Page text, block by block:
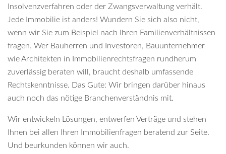
Insolvenzverfahren oder der Zwangsverwaltung verhält.
Jede Immobilie ist anders! Wundern Sie sich also nicht,
wenn wir Sie zum Beispiel nach Ihren Familienverhältnissen
fragen. Wer Bauherren und Investoren, Bauunternehmer
wie Architekten in Immobilienrechtsfragen rundherum
zuverlässig beraten will, braucht deshalb umfassende
Rechtskenntnisse. Das Gute: Wir bringen darüber hinaus
auch noch das nötige Branchenverständnis mit.
Wir entwickeln Lösungen, entwerfen Verträge und stehen
Ihnen bei allen Ihren Immobilienfragen beratend zur Seite.
Und beurkunden können wir auch.